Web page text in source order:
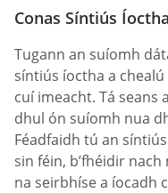
Conas Síntiús
Tugann an suíomh
síntiús íoctha a
cuí imeacht. Tá
dhul ón suíomh nua
Féadfaidh tú an
sin féin, b’fhéidir
na seirbhíse a íocadh